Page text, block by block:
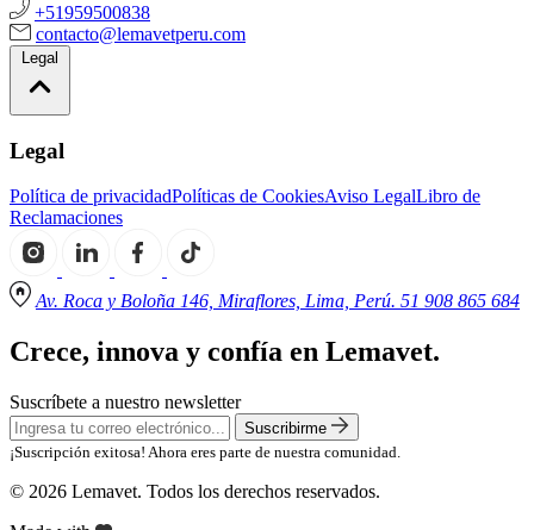
+51959500838
contacto@lemavetperu.com
Legal
Legal
Política de privacidadPolíticas de CookiesAviso LegalLibro de
Reclamaciones
Av. Roca y Boloña 146, Miraflores, Lima, Perú. 51 908 865 684
Crece, innova y confía en Lemavet.
Suscríbete a nuestro newsletter
Suscribirme
¡Suscripción exitosa! Ahora eres parte de nuestra comunidad.
© 2026 Lemavet. Todos los derechos reservados.